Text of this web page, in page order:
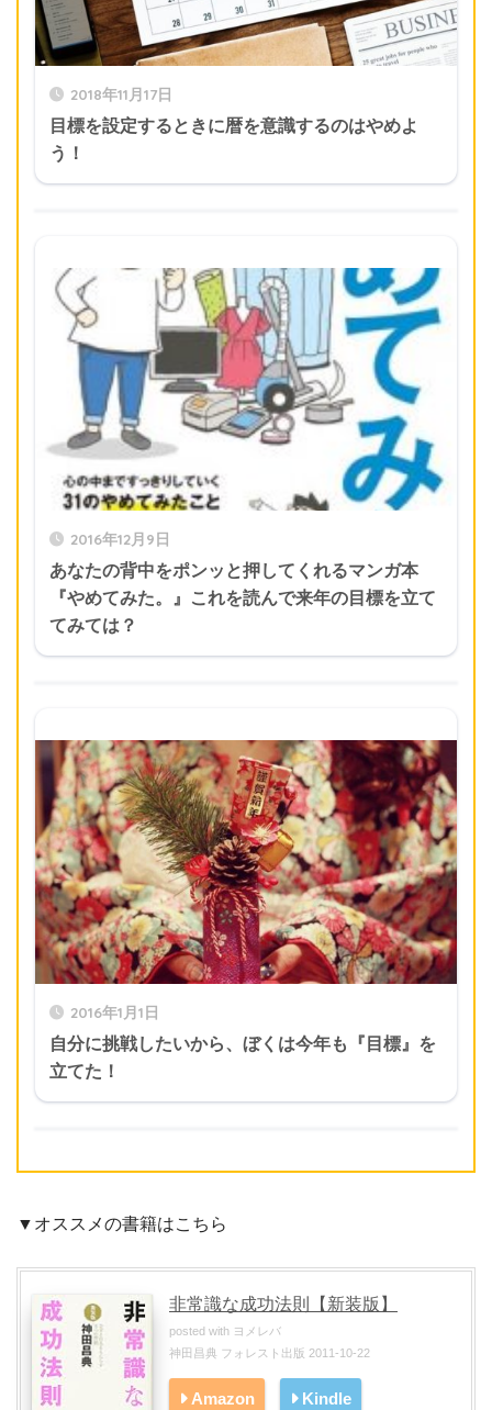
2018年11月17日
目標を設定するときに暦を意識するのはやめよ
う！
2016年12月9日
あなたの背中をポンッと押してくれるマンガ本
『やめてみた。』これを読んで来年の目標を立て
てみては？
2016年1月1日
自分に挑戦したいから、ぼくは今年も『目標』を
立てた！
▼オススメの書籍はこちら
非常識な成功法則【新装版】
posted with ヨメレバ
神田昌典 フォレスト出版 2011-10-22
Amazon Kindle